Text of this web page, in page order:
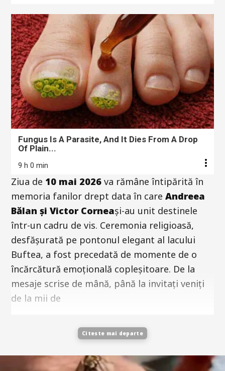
Fungus Is A Parasite, And It Dies From A Drop
Of Plain...
9 h 0 min
Ziua de 10 mai 2026 va rămâne întipărită în
memoria fanilor drept data în care Andreea
Bălan și Victor Corneași-au unit destinele
într-un cadru de vis. Ceremonia religioasă,
desfășurată pe pontonul elegant al lacului
Buftea, a fost precedată de momente de o
încărcătură emoțională copleșitoare. De la
mesaje scrise de mână, până la invitați veniți
de la mii de
Citeste mai departe